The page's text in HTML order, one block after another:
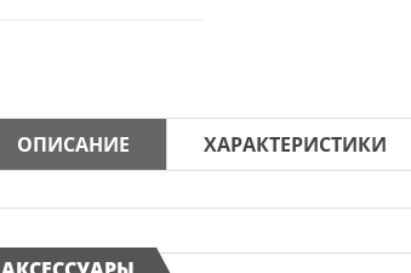
ОПИСАНИЕ ХАРАКТЕРИСТИКИ